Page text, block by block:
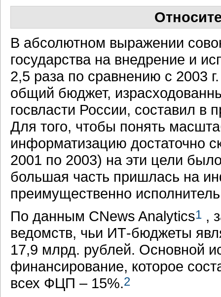
В абсолютном выражении
государства на внедрение и
2,5 раза по сравнению с 2003
общий бюджет,
госвласти России, составил
Для того, чтобы понять
информатизацию достаточно
2001 по 2003) на эти цели
большая часть пришлась на
преимущественно
По данным CNews Analytics1 ,
ведомств, чьи ИТ-бюджеты
17,9 млрд. рублей. Основной
финансирование, которое
всех ФЦП – 15%.2